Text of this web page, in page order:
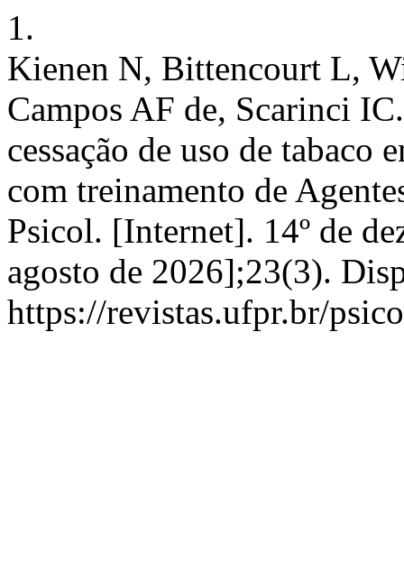
1.
Kienen N, Bittencourt L,
Campos AF de, Scarinci
cessação de uso de tabaco
com treinamento de
Psicol. [Internet]. 14º de
agosto de 2026];23(3).
https://revistas.ufpr.br/